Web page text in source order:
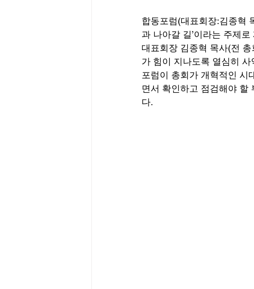
합동포럼(대표회장:김종혁
과 나아갈 길’이라는 주제
대표회장 김종혁 목사(전
가 힘이 지나도록 열심히
포럼이 총회가 개혁적인 시
면서 확인하고 점검해야 할
다.